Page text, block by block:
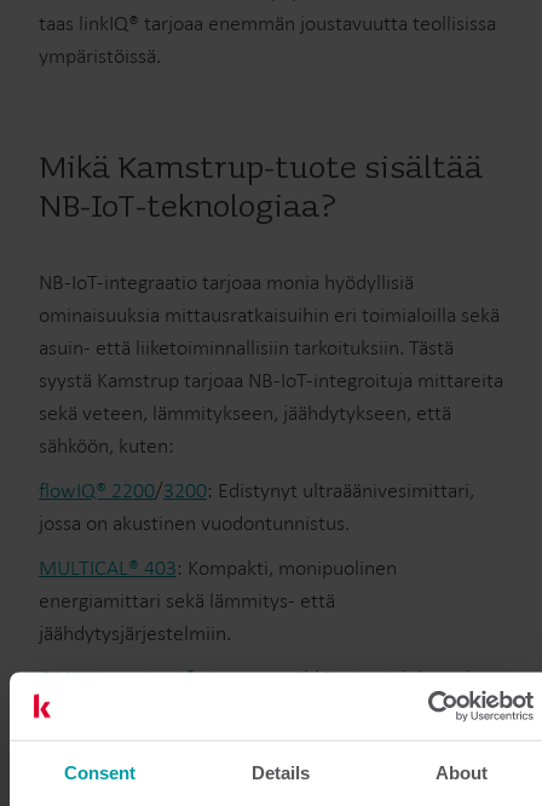
Consent Details About
taas linkIQ® tarjoaa enemmän joustavuutta teollisissa
ympäristöissä.
Mikä Kamstrup-tuote sisältää
NB-IoT-teknologiaa?
NB-IoT-integraatio tarjoaa monia hyödyllisiä
ominaisuuksia mittausratkaisuihin eri toimialoilla sekä
asuin- että liiketoiminnallisiin tarkoituksiin. Tästä
syystä Kamstrup tarjoaa NB-IoT-integroituja mittareita
sekä veteen, lämmitykseen, jäähdytykseen, että
sähköön, kuten:
flowIQ® 2200/3200: Edistynyt ultraäänivesimittari,
jossa on akustinen vuodontunnistus.
MULTICAL® 403: Kompakti, monipuolinen
energiamittari sekä lämmitys- että
jäähdytysjärjestelmiin.
OMNIA-e-mittari®: Joustava sähkömittari, joka tarjoaa
näkemyksiä parempaan verkon hallintaan.